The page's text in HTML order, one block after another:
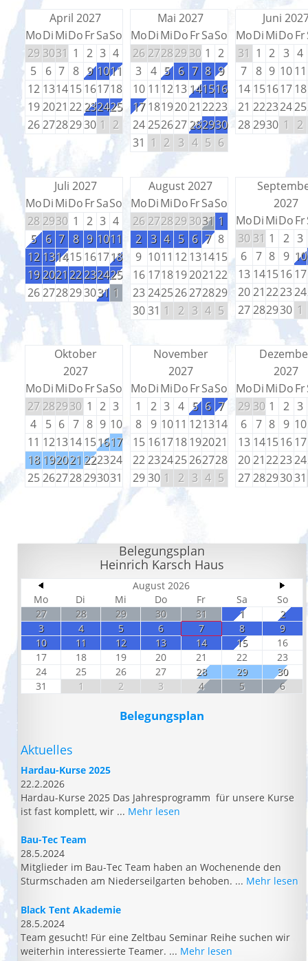
April 2027
MoDiMiDoFrSaSo
29 3031 1 2 3 4
5
6 7 8 9 1011
12 131415161718
192021 22232425
2627282930 1 2
Mai 2027
MoDiMiDoFrSaSo
26 27282930 1
2
3
4 5 6 7 8 9
10 11 1213 141516
17 181920212223
24252627282930
31 1 2 3 4 5 6
Juni
MoDiMiDoFr
31 1 2 3 4
7
8 9 1011
14 15161718
21 22232425
282930 1 2
Juli 2027
MoDiMiDoFrSaSo
28 2930 1 2 3 4
5
6 7 8 9 1011
12 131415161718
19202122232425
262728293031 1
August 2027
MoDiMiDoFrSaSo
26 2728293031 1
2 3 4 5 6 7 8
9 1011 12131415
16 171819202122
23242526272829
3031 1 2 3 4 5
2027
MoDiMiDoFr
30 31 1 2 3
6
7 8 9 10
13 14151617
2021222324
27282930 1
Oktober
2027
MoDiMiDoFrSaSo
27 282930 1 2 3
4
5 6 7 8 9 10
11 121314151617
18 192021 222324
25262728293031
November
2027
MoDiMiDoFrSaSo
1
2 3 4 5 6 7
8
9 1011 121314
15 161718192021
22232425262728
2930 1 2 3 4 5
2027
MoDiMiDoFr
29 30 1 2 3
6
7 8 9 10
13 14151617
2021222324
2728293031
Belegungsplan
Heinrich Karsch Haus
August 2026
Mo
Di Mi Do Fr Sa
So
27
28 29 30 31 1
2
3
4 5 6 7 8
9
10
11 12 13 14 15
16
17
18 19 20 21 22
23
24
25 26 27 28 29
30
31
1 2 3 4 5 6
Belegungsplan
Aktuelles
Hardau-Kurse 2025
22.2.2026
Hardau-Kurse 2025 Das Jahresprogramm für unsere Kurse
ist fast komplett, wir ... Mehr lesen
Bau-Tec Team
28.5.2024
Mitglieder im Bau-Tec Team haben an Wochenende den
Sturmschaden am Niederseilgarten behoben. ... Mehr lesen
Black Tent Akademie
28.5.2024
Team gesucht! Für eine Zeltbau Seminar Reihe suchen wir
weiterhin interessierte Teamer. ... Mehr lesen